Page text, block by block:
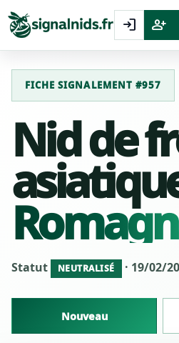
login person_add
FICHE SIGNALEMENT #957
Nid de
Statut NEUTRALISÉ · 19/02/
Nouveau